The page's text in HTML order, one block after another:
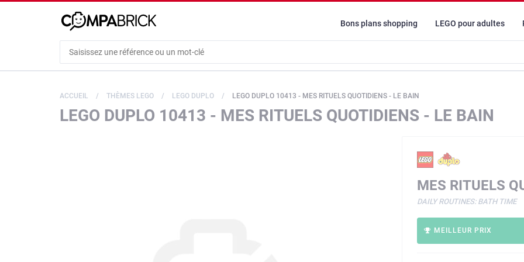
Bons plans shopping LEGO pour adultes
ACCUEIL THÈMES LEGO LEGO DUPLO LEGO DUPLO 10413 - MES RITUELS QUOTIDIENS - LE BAIN
LEGO DUPLO 10413 - MES RITUELS QUOTIDIENS - LE BAIN
MES RITUELS
DAILY ROUTINES: BATH TIME
MEILLEUR PRIX